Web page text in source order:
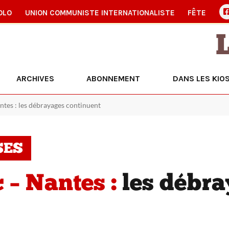
UNION COMMUNISTE INTERNATIONALISTE FÊTE
ARCHIVES ABONNEMENT DANS LES
: les débrayages continuent
Nantes : les